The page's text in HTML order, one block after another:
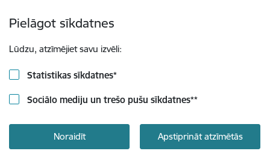
Pielāgot sīkdatnes
Lūdzu, atzīmējiet savu izvēli:
Statistikas sīkdatnes*
Sociālo mediju un trešo pušu sīkdatnes**
Noraidīt Apstiprināt atzīmētās